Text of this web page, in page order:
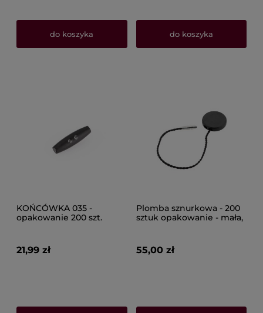
do koszyka do koszyka
KOŃCÓWKA 035 -
opakowanie 200 szt.
21,99 zł
Plomba sznurkowa - 200
sztuk opakowanie - mała,
zwrotami
55,00 zł